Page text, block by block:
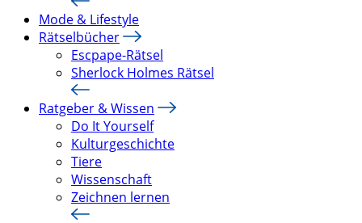
Mode & Lifestyle
Rätselbücher
Escpape-Rätsel
Sherlock Holmes Rätsel
Ratgeber & Wissen
Do It Yourself
Kulturgeschichte
Tiere
Wissenschaft
Zeichnen lernen